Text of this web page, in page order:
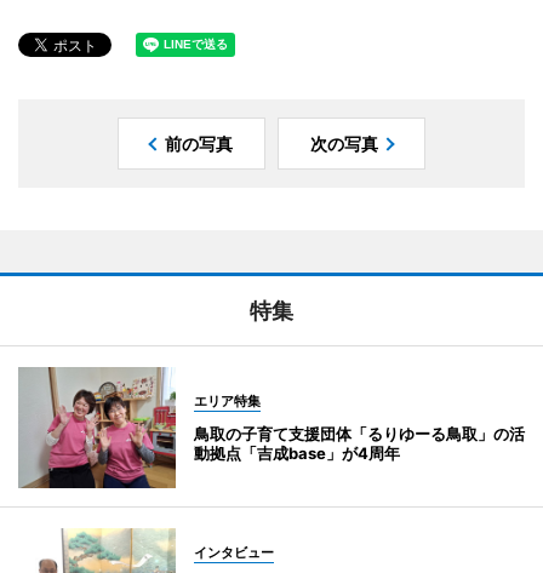
前の写真 次の写真
特集
エリア特集
鳥取の子育て支援団体「るりゆーる鳥取」の活
動拠点「吉成base」が4周年
インタビュー